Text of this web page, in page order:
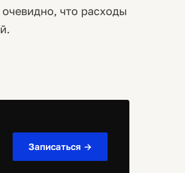
что расходы
Записаться →